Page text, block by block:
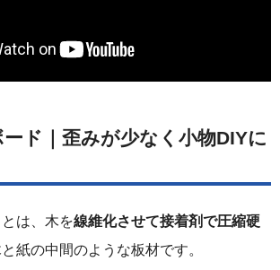
ド｜歪みが少なく小物DIYに
は、木を線維化させて接着剤で圧縮硬
紙の中間のような板材です。